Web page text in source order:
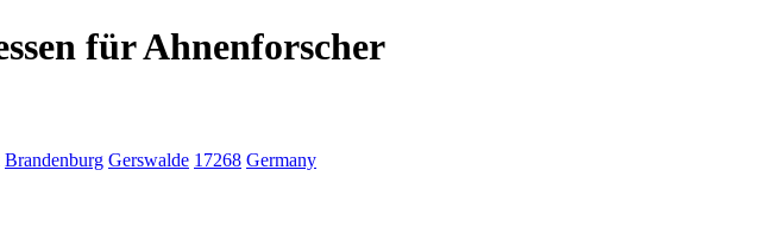
für Ahnenforscher
Brandenburg Gerswalde 17268 Germany